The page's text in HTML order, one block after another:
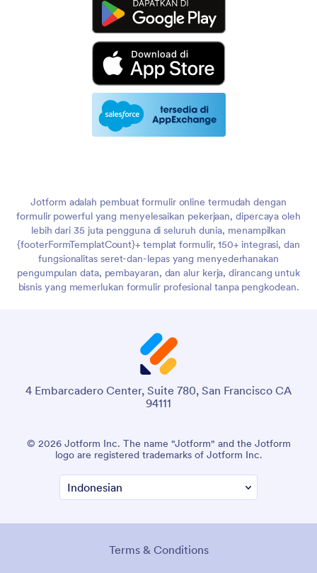
Jotform adalah pembuat formulir online termudah dengan
formulir powerful yang menyelesaikan pekerjaan, dipercaya oleh
lebih dari 35 juta pengguna di seluruh dunia, menampilkan
{footerFormTemplatCount}+ templat formulir, 150+ integrasi, dan
fungsionalitas seret-dan-lepas yang menyederhanakan
pengumpulan data, pembayaran, dan alur kerja, dirancang untuk
bisnis yang memerlukan formulir profesional tanpa pengkodean.
4 Embarcadero Center, Suite 780, San Francisco CA
94111
© 2026 Jotform Inc. The name "Jotform" and the Jotform
logo are registered trademarks of Jotform Inc.
Terms & Conditions